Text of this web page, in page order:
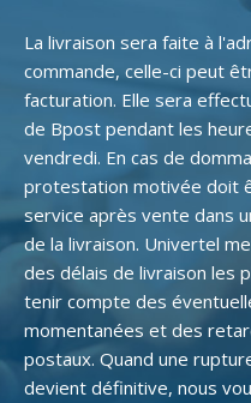
La livraison sera faite à
commande, celle-ci peut
facturation. Elle sera
de Bpost pendant les
vendredi. En cas de
protestation motivée doit
service après vente dans
de la livraison. Univertel
des délais de livraison les
tenir compte des
momentanées et des
postaux. Quand une
devient définitive, nous